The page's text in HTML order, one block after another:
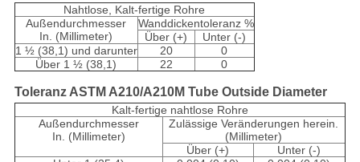
Nahtlose, Kalt-fertige Rohre
Außendurchmesser
In. (Millimeter)
Wanddickentoleranz %
Über (+)
Unter (-)
1 ½ (38,1) und darunter
20
0
Über 1 ½ (38,1)
22 0
Toleranz ASTM A210/A210M Tube Outside Diameter
Kalt-fertige nahtlose Rohre
Außendurchmesser
In. (Millimeter)
Zulässige Veränderungen herein.
(Millimeter)
Über (+)
Unter (-)